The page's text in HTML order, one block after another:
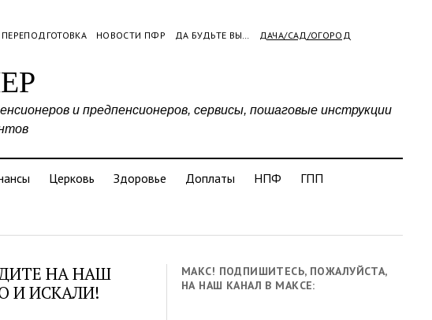
ПЕРЕПОДГОТОВКА НОВОСТИ ПФР ДА БУДЬТЕ ВЫ…
ДАЧА/САД/ОГОРОД
и предпенсионеров, сервисы, пошаговые инструкции
Церковь Здоровье Доплаты НПФ ГПП
НА НАШ
И ИСКАЛИ!
МАКС! ПОДПИШИТЕСЬ, ПОЖАЛУЙСТА,
НА НАШ КАНАЛ В МАКСЕ: